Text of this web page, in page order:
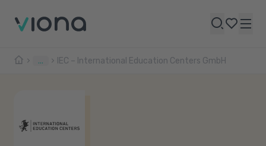
... IEC – International Education Centers GmbH